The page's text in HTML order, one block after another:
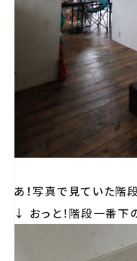
あ！写真で見ていた階
↓ おっと！階段一番下